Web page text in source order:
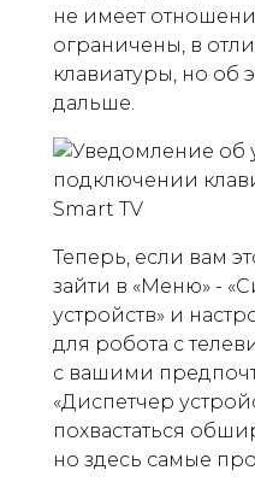
не имеет
ограничены, в
клавиатуры, но об
дальше.
Теперь, если вам
зайти в «Меню» -
устройств» и
для робота с
с вашими
«Диспетчер
похвастаться
но здесь самые